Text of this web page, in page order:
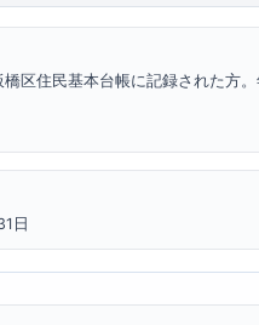
区住民基本台帳に記録された方
日